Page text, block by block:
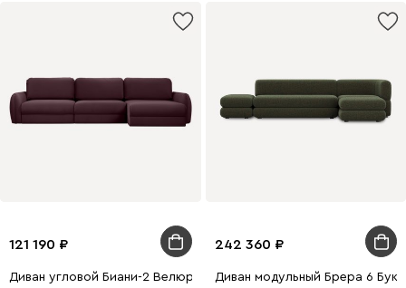
121 190
Диван угловой Биани-2 Велюр Бордовый
242 360
Диван модульный Брера 6